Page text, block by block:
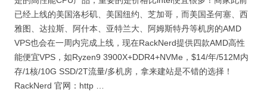
已经上线的美国洛杉矶、美国纽约、芝加哥，而美国圣何塞、西
雅图、达拉斯、阿什本、亚特兰大、阿姆斯特丹等机房的AMD
VPS也会在一周内完成上线，现在RackNerd提供四款AMD高性
能便宜VPS，如Ryzen9 3900X+DDR4+NVMe，$14/年/512M内
存/1核/10G SSD/2T流量/多机房，拿来建站是不错的选择！
RackNerd 官网：http …